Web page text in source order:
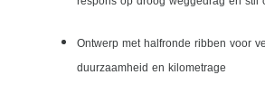
Ontwerp met halfronde ribben voor
duurzaamheid en kilometrage